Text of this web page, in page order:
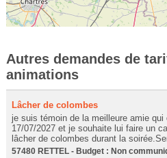
Autres demandes de
animations
Lâcher de colombes
je suis témoin de la meilleure amie
17/07/2027 et je souhaite lui faire un
lâcher de colombes durant la
57480 RETTEL - Budget : Non